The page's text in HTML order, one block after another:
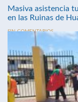
Masiva asistencia
en las Ruinas de
SIN COMENTARIOS